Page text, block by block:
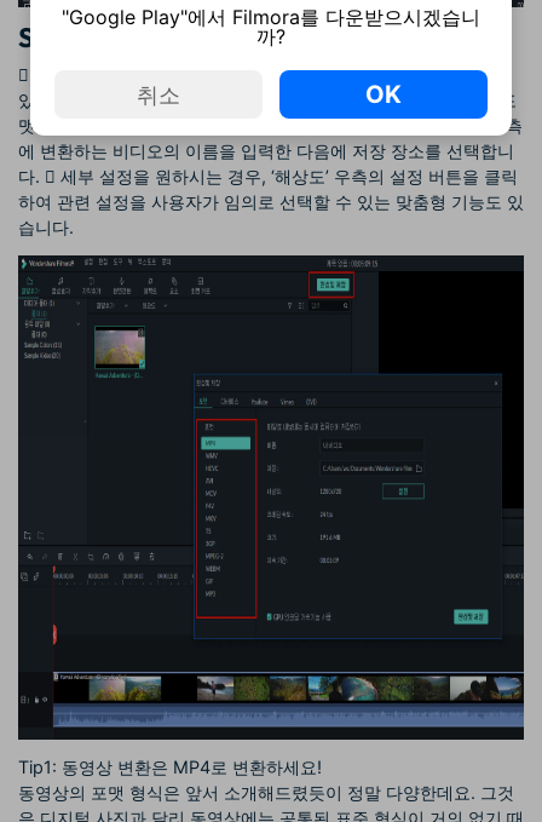
Step 3: 비디오 파일 변환하기
 [메뉴] ‘익스포트’ → [완성및 저장]창이(또는 화면 상단 가운데에
있는 완성및 저장 버튼을 클릭하여도 됩니다.) 열리면 첫 화면이 ‘포
맷’으로 되어 있는데 여기서 원하는 비디오 형식을 선택하고 창 우측
에 변환하는 비디오의 이름을 입력한 다음에 저장 장소를 선택합니
다.  세부 설정을 원하시는 경우, ‘해상도’ 우측의 설정 버튼을 클릭
하여 관련 설정을 사용자가 임의로 선택할 수 있는 맞춤형 기능도 있
습니다.
Tip1: 동영상 변환은 MP4로 변환하세요!
동영상의 포맷 형식은 앞서 소개해드렸듯이 정말 다양한데요. 그것
"Google Play"에서 Filmora를 다운받으시겠습니
까?
취소 OK